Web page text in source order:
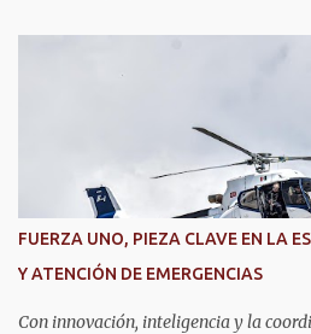
FUERZA UNO, PIEZA CLAVE EN LA
Y ATENCIÓN DE EMERGENCIAS
Con innovación, inteligencia y la